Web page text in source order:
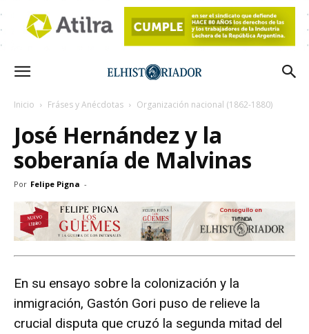
Inicio Fráses y Anécdotas Organización nacional (1862-1880)
José Hernández y la
soberanía de Malvinas
Por Felipe Pigna -
En su ensayo sobre la colonización y la
inmigración, Gastón Gori puso de relieve la
crucial disputa que cruzó la segunda mitad del